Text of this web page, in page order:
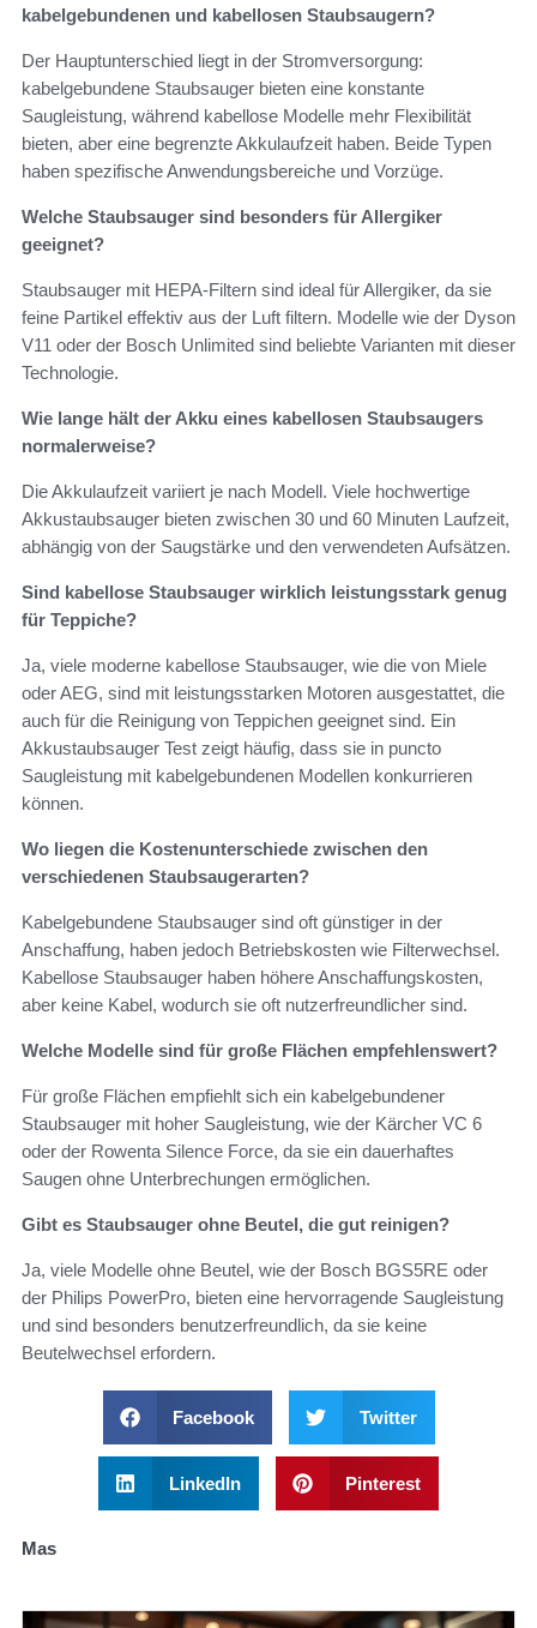
kabelgebundenen und kabellosen Staubsaugern?
Der Hauptunterschied liegt in der Stromversorgung:
kabelgebundene Staubsauger bieten eine konstante
Saugleistung, während kabellose Modelle mehr Flexibilität
bieten, aber eine begrenzte Akkulaufzeit haben. Beide Typen
haben spezifische Anwendungsbereiche und Vorzüge.
Welche Staubsauger sind besonders für Allergiker
geeignet?
Staubsauger mit HEPA-Filtern sind ideal für Allergiker, da sie
feine Partikel effektiv aus der Luft filtern. Modelle wie der Dyson
V11 oder der Bosch Unlimited sind beliebte Varianten mit dieser
Technologie.
Wie lange hält der Akku eines kabellosen Staubsaugers
normalerweise?
Die Akkulaufzeit variiert je nach Modell. Viele hochwertige
Akkustaubsauger bieten zwischen 30 und 60 Minuten Laufzeit,
abhängig von der Saugstärke und den verwendeten Aufsätzen.
Sind kabellose Staubsauger wirklich leistungsstark genug
für Teppiche?
Ja, viele moderne kabellose Staubsauger, wie die von Miele
oder AEG, sind mit leistungsstarken Motoren ausgestattet, die
auch für die Reinigung von Teppichen geeignet sind. Ein
Akkustaubsauger Test zeigt häufig, dass sie in puncto
Saugleistung mit kabelgebundenen Modellen konkurrieren
können.
Wo liegen die Kostenunterschiede zwischen den
verschiedenen Staubsaugerarten?
Kabelgebundene Staubsauger sind oft günstiger in der
Anschaffung, haben jedoch Betriebskosten wie Filterwechsel.
Kabellose Staubsauger haben höhere Anschaffungskosten,
aber keine Kabel, wodurch sie oft nutzerfreundlicher sind.
Welche Modelle sind für große Flächen empfehlenswert?
Für große Flächen empfiehlt sich ein kabelgebundener
Staubsauger mit hoher Saugleistung, wie der Kärcher VC 6
oder der Rowenta Silence Force, da sie ein dauerhaftes
Saugen ohne Unterbrechungen ermöglichen.
Gibt es Staubsauger ohne Beutel, die gut reinigen?
Ja, viele Modelle ohne Beutel, wie der Bosch BGS5RE oder
der Philips PowerPro, bieten eine hervorragende Saugleistung
und sind besonders benutzerfreundlich, da sie keine
Beutelwechsel erfordern.
Facebook Twitter
LinkedIn Pinterest
Mas